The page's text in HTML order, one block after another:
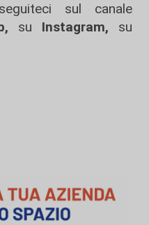
sul canale
su Instagram, su